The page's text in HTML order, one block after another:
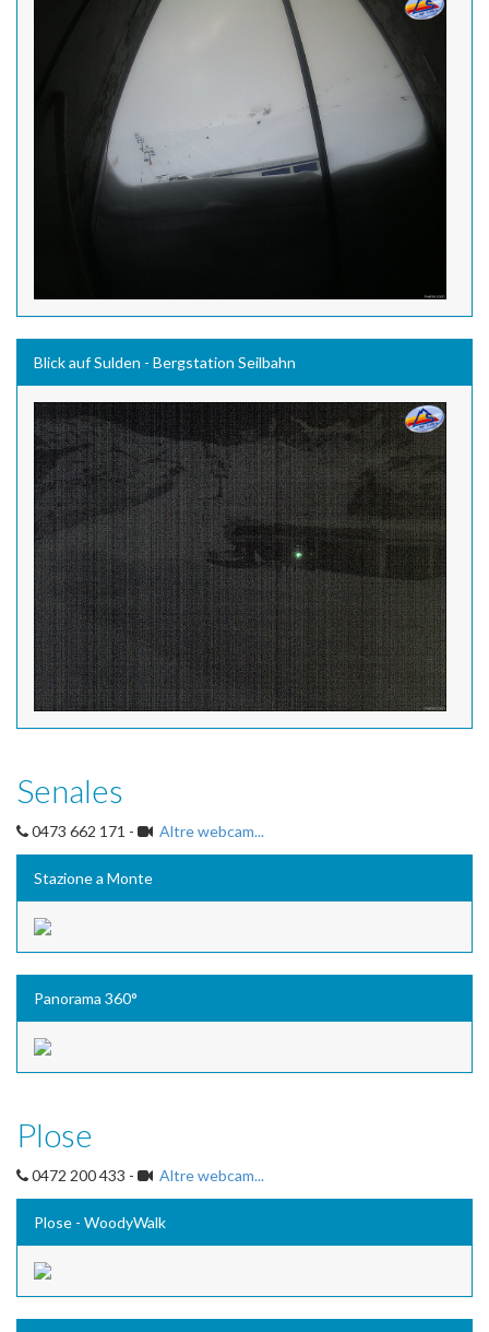
Blick auf Sulden - Bergstation Seilbahn
Senales
0473 662 171 - Altre webcam...
Stazione a Monte
Panorama 360°
Plose
0472 200 433 - Altre webcam...
Plose - WoodyWalk